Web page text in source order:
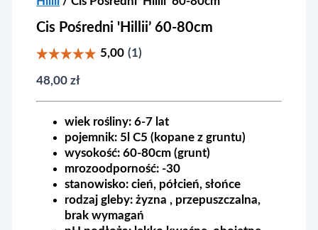
Cis Pośredni 'Hillii’ 60-80cm
48,00zł
wiek rośliny: 6-7 lat
pojemnik: 5l C5 (kopane z gruntu)
wysokość: 60-80cm (grunt)
mrozoodporność: -30
stanowisko: cień, półcień, słońce
rodzaj gleby: żyzna , przepuszczalna,
brak wymagań